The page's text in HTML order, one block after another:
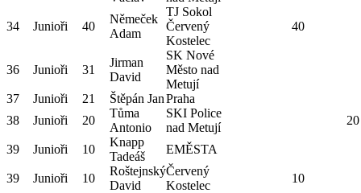
34 Junioři 40
Němeček
Adam
TJ Sokol
Červený
Kostelec
40
36 Junioři 31
Jirman
David
SK Nové
Město nad
Metují
37
Junioři 21 Štěpán JanPraha
38
Junioři 20
Tůma
Antonio
SKI Police
nad Metují
20
39 Junioři 10
Knapp
Tadeáš
EMĚSTA
39 Junioři 10
Roštejnský
David
Červený
Kostelec
10